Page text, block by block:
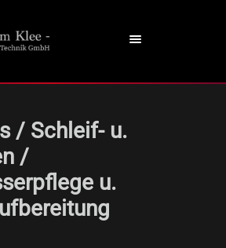
/ Schleif- u.
/
u.